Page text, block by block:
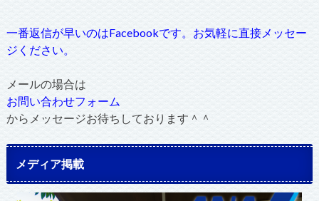
一番返信が早いのはFacebookです。お気軽に直接メッセー
ジください。
メールの場合は
お問い合わせフォーム
からメッセージお待ちしております＾＾
メディア掲載